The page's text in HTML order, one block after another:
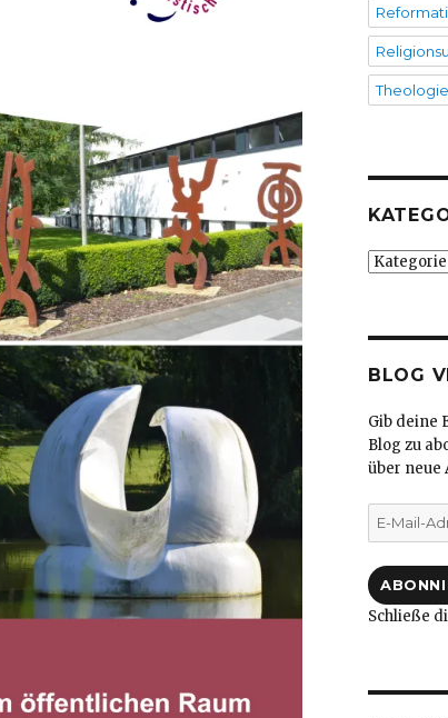
Theologie
Kategorien
BLOG
Gib deine
Blog zu
über neue
E-
Mail-
Schließe